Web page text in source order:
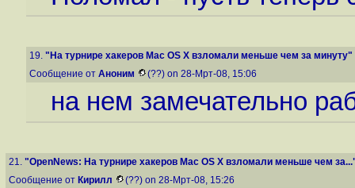
19. "На турнире хакеров Mac OS X взломали меньше чем за минуту"
Сообщение от Аноним (??) on 28-Мрт-08, 15:06
на нем замечательно
21. "OpenNews: На турнире хакеров Mac OS X взломали меньше чем
Сообщение от Кирилл (??) on 28-Мрт-08, 15:26